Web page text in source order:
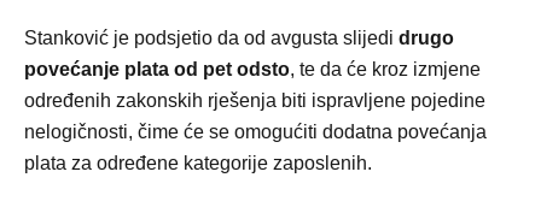
Stanković je podsjetio da od avgusta slijedi drugo
povećanje plata od pet odsto, te da će kroz izmjene
određenih zakonskih rješenja biti ispravljene pojedine
nelogičnosti, čime će se omogućiti dodatna povećanja
plata za određene kategorije zaposlenih.